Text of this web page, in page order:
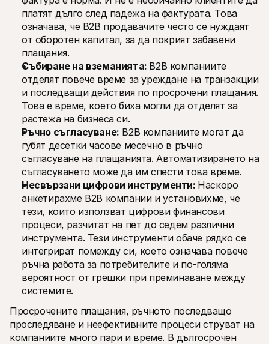
платят дълго след падежа на фактурата. Това
означава, че B2B продавачите често се нуждаят
от оборотен капитал, за да покрият забавени
плащания.
Събиране на вземанията: B2B компаниите
отделят повече време за уреждане на транзакции
и последващи действия по просрочени плащания.
Това е време, което биха могли да отделят за
растежа на бизнеса си.
Ръчно съгласуване: B2B компаниите могат да
губят десетки часове месечно в ръчно
съгласуване на плащанията. Автоматизирането на
съгласуването може да им спести това време.
Несвързани цифрови инструменти: Наскоро
анкетирахме B2B компании и установихме, че
тези, които използват цифрови финансови
процеси, разчитат на пет до седем различни
инструмента. Тези инструменти обаче рядко се
интегрират помежду си, което означава повече
ръчна работа за потребителите и по-голяма
вероятност от грешки при преминаване между
системите.
Просрочените плащания, ръчното последващо
проследяване и неефективните процеси струват на
компаниите много пари и време. В дългосрочен